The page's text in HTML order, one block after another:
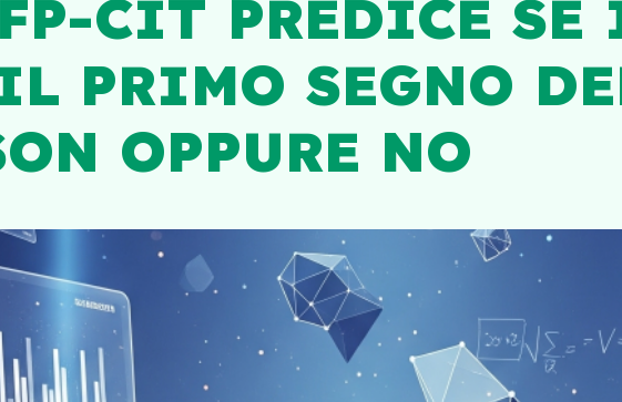
CIT PREDICE SE
PRIMO SEGNO
OPPURE NO